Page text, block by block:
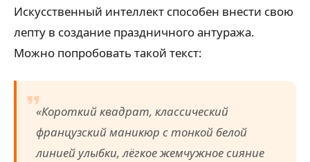
Искусственный интеллект способен внести свою
лепту в создание праздничного антуража.
Можно попробовать такой текст:
«Короткий квадрат, классический
французский маникюр с тонкой белой
линией улыбки, лёгкое жемчужное сияние